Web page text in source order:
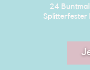
24
Splitterfester